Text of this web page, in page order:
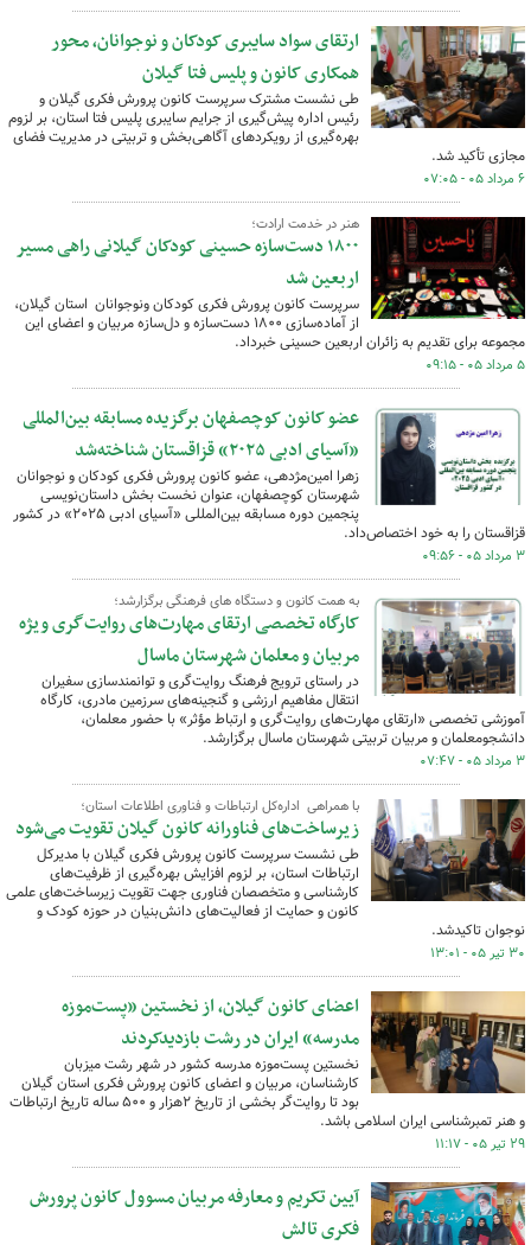
ارتقای سواد سایبری کودکان و نوجوانان، محور
همکاری کانون و پلیس فتا گیلان
طی نشست مشترک سرپرست کانون پرورش فکری گیلان و
رئیس اداره پیش‌گیری از جرایم سایبری پلیس فتا استان، بر لزوم
بهره‌گیری از رویکردهای آگاهی‌بخش و تربیتی در مدیریت فضای
مجازی تأکید شد.
۶ مرداد ۰۵ - ۰۷:۰۵
هنر در خدمت ارادت؛
۱۸۰۰ دست‌سازه حسینی کودکان گیلانی راهی مسیر
اربعین شد
سرپرست کانون پرورش فکری کودکان ونوجوانان استان گیلان،
از آماده‌سازی ۱۸۰۰ دست‌سازه و دل‌سازه مربیان و اعضای این
مجموعه برای تقدیم به زائران اربعین حسینی خبرداد.
۵ مرداد ۰۵ - ۰۹:۱۵
عضو کانون کوچصفهان برگزیده مسابقه بین‌المللی
«آسیای ادبی ۲۰۲۵» قزاقستان شناخته‌شد
زهرا امین‌مژدهی، عضو کانون پرورش فکری کودکان و نوجوانان
شهرستان کوچصفهان، عنوان نخست بخش داستان‌نویسی
پنجمین دوره مسابقه بین‌المللی «آسیای ادبی ۲۰۲۵» در کشور
قزاقستان را به خود اختصاص‌داد.
۳ مرداد ۰۵ - ۰۹:۵۶
به همت کانون و دستگاه های فرهنگی برگزارشد؛
کارگاه تخصصی ارتقای مهارت‌های روایت‌گری ویژه
مربیان و معلمان شهرستان ماسال
در راستای ترویج فرهنگ روایت‌گری و توانمندسازی سفیران
انتقال مفاهیم ارزشی و گنجینه‌های سرزمین مادری، کارگاه
آموزشی تخصصی «ارتقای مهارت‌های روایت‌گری و ارتباط مؤثر» با حضور معلمان،
دانشجومعلمان و مربیان تربیتی شهرستان ماسال برگزارشد.
۳ مرداد ۰۵ - ۰۷:۴۷
با همراهی اداره‌کل ارتباطات و فناوری اطلاعات استان؛
زیرساخت‌های فناورانه کانون گیلان تقویت می‌شود
طی نشست سرپرست کانون پرورش فکری گیلان با مدیرکل
ارتباطات استان، بر لزوم افزایش بهره‌گیری از ظرفیت‌های
کارشناسی و متخصصان فناوری جهت تقویت زیرساخت‌های علمی
کانون و حمایت از فعالیت‌های دانش‌بنیان در حوزه کودک و
نوجوان تاکیدشد.
۳۰ تیر ۰۵ - ۱۳:۰۱
اعضای کانون گیلان،‌ از نخستین «پست‌موزه
مدرسه» ایران در رشت بازدیدکردند
نخستین پست‌موزه مدرسه کشور در شهر رشت میزبان
کارشناسان، مربیان و اعضای کانون پرورش فکری استان گیلان
بود تا روایت‌گر بخشی از تاریخ ۲هزار و ۵۰۰ ساله تاریخ ارتباطات
و هنر تمبرشناسی ایران اسلامی باشد.
۲۹ تیر ۰۵ - ۱۱:۱۷
آیین تکریم و معارفه مربیان مسوول کانون پرورش
فکری تالش